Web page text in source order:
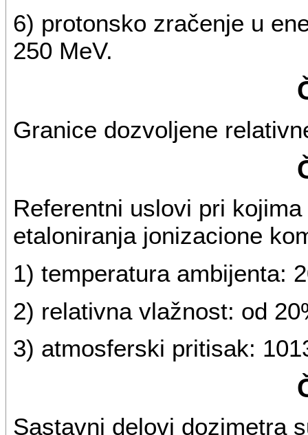
6) protonsko zračenje u
250 MeV.
Granice dozvoljene
Referentni uslovi pri
etaloniranja jonizacione
1) temperatura ambijenta:
2) relativna vlažnost: od
3) atmosferski pritisak:
Sastavni delovi dozimetra